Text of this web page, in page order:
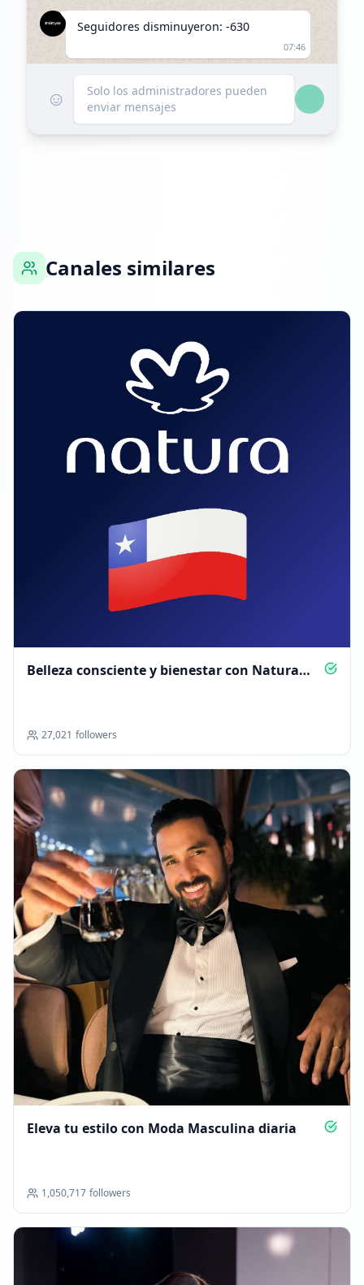
Seguidores disminuyeron: -630
07:46
Alcanzó 10.0K seguidores
07:46
☺
Solo los administradores pueden
enviar mensajes
Canales similares
Belleza consciente y bienestar con Natura
27,021 followers
Eleva tu estilo con Moda Masculina diaria
1,050,717 followers